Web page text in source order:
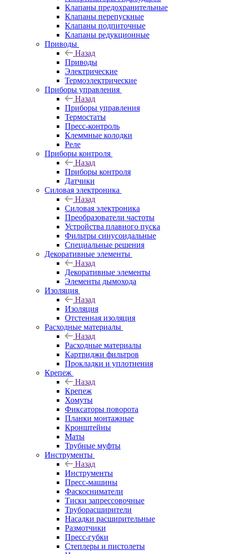
Клапаны предохранительные
Клапаны перепускные
Клапаны подпиточные
Клапаны редукционные
Приводы
Назад
Приводы
Электрические
Термоэлектрические
Приборы управления
Назад
Приборы управления
Термостаты
Пресс-контроль
Клеммные колодки
Реле
Приборы контроля
Назад
Приборы контроля
Датчики
Силовая электроника
Назад
Силовая электроника
Преобразователи частоты
Устройства плавного пуска
Фильтры синусоидальные
Специальные решения
Декоративные элементы
Назад
Декоративные элементы
Элементы дымохода
Изоляция
Назад
Изоляция
Отстенная изоляция
Расходные материалы
Назад
Расходные материалы
Картриджи фильтров
Прокладки и уплотнения
Крепеж
Назад
Крепеж
Хомуты
Фиксаторы поворота
Планки монтажные
Кронштейны
Маты
Трубные муфты
Инструменты
Назад
Инструменты
Пресс-машины
Фаскосниматели
Тиски запрессовочные
Труборасширители
Насадки расширительные
Размотчики
Пресс-губки
Степлеры и пистолеты